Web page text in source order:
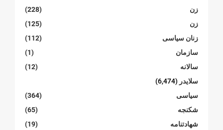
زن
(228)
زن
(125)
زنان سیاسی
(112)
سازمان
(1)
سالانە
(12)
سلایدر (6,474)
سیاسی
(364)
شکنجە
(65)
شهادتنامە
(19)